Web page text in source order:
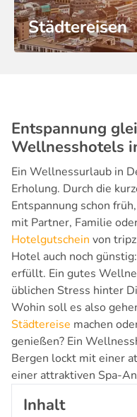
Städtereisen
Entspannung
Wellnesshotels
Ein Wellnessurlaub in
Erholung. Durch die
Entspannung schon
mit Partner, Familie
Hotelgutschein von
Hotel auch noch
erfüllt. Ein gutes
üblichen Stress hinter
Wohin soll es also
Städtereise machen
genießen? Ein
Bergen lockt mit einer
einer attraktiven Spa-
Inhalt